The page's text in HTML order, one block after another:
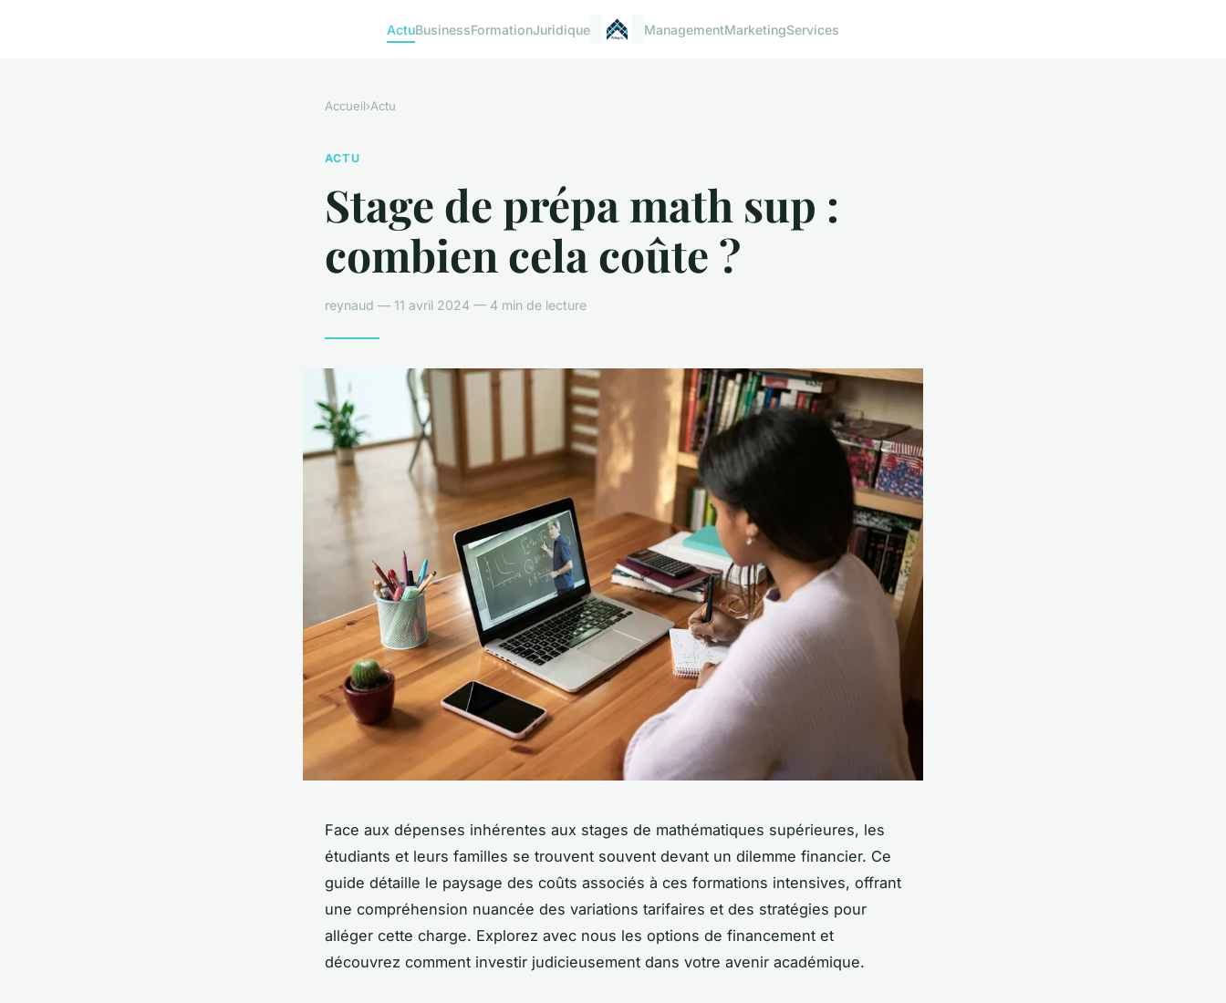
ActuBusinessFormationJuridique ManagementMarketingServices
Accueil›Actu
ACTU
Stage de prépa math sup :
combien cela coûte ?
reynaud — 11 avril 2024 — 4 min de lecture
Face aux dépenses inhérentes aux stages de mathématiques supérieures, les
étudiants et leurs familles se trouvent souvent devant un dilemme financier. Ce
guide détaille le paysage des coûts associés à ces formations intensives, offrant
une compréhension nuancée des variations tarifaires et des stratégies pour
alléger cette charge. Explorez avec nous les options de financement et
découvrez comment investir judicieusement dans votre avenir académique.